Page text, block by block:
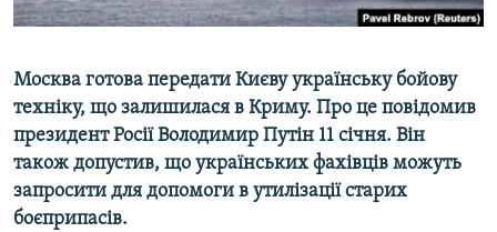
ІНФОГРАФІКА
ДОЛУЧАЙСЯ!
Усі сайти RFE/RL
Москва готова передати Києву українську бойову
техніку, що залишилася в Криму. Про це повідомив
президент Росії Володимир Путін 11 січня. Він
також допустив, що українських фахівців можуть
запросити для допомоги в утилізації старих
боєприпасів.